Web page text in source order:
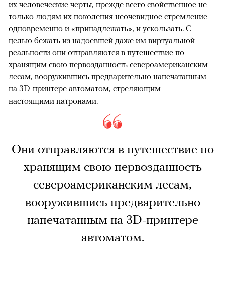
их человеческие черты, прежде всего свойственное не
только людям их поколения неочевидное стремление
одновременно и «принадлежать», и ускользать. С
целью бежать из надоевшей даже им виртуальной
реальности они отправляются в путешествие по
хранящим свою первозданность североамериканским
лесам, вооружившись предварительно напечатанным
на 3D-принтере автоматом, стреляющим
настоящими патронами.
Они отправляются в путешествие по
хранящим свою первозданность
североамериканским лесам,
вооружившись предварительно
напечатанным на 3D-принтере
автоматом.